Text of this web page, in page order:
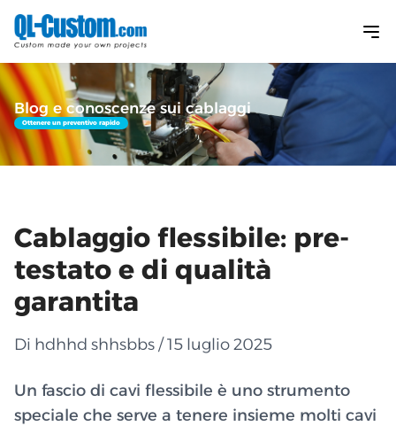
Blog e conoscenze sui cablaggi
Ottenere un preventivo rapido
Cablaggio flessibile: pre-
testato e di qualità
garantita
Di hdhhd shhsbbs / 15 luglio 2025
Un fascio di cavi flessibile è uno strumento
speciale che serve a tenere insieme molti cavi